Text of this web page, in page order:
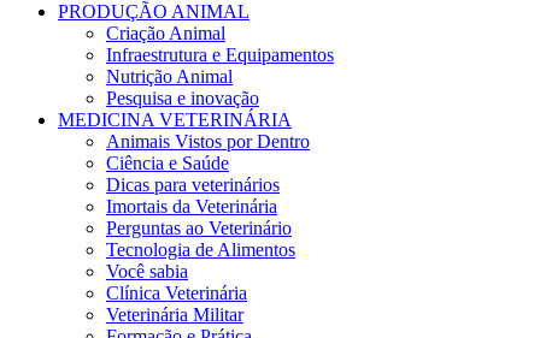
PRODUÇÃO ANIMAL
Criação Animal
Infraestrutura e Equipamentos
Nutrição Animal
Pesquisa e inovação
MEDICINA VETERINÁRIA
Animais Vistos por Dentro
Ciência e Saúde
Dicas para veterinários
Imortais da Veterinária
Perguntas ao Veterinário
Tecnologia de Alimentos
Você sabia
Clínica Veterinária
Veterinária Militar